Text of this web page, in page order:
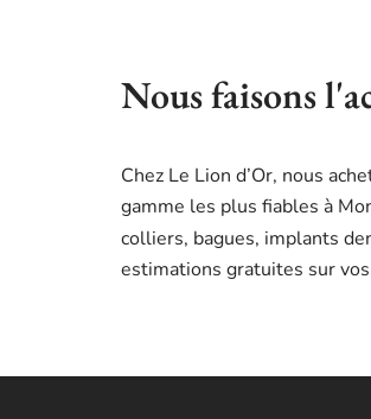
Nous faisons
Chez Le Lion d’Or, nous
gamme les plus fiables à
colliers, bagues, implants
estimations gratuites sur